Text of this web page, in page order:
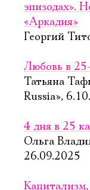
эпизодах».
«Аркадия»
Георгий
Любовь в
Татьяна
Russia»,
4 дня в 25
Ольга
26.09.2025